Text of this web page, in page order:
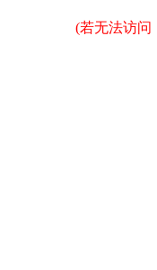
(若无法访问